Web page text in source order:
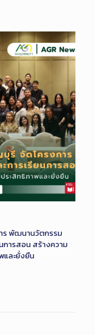
ร พัฒนานวัตกรรม
การสอน สร้างความ
และยั่งยืน